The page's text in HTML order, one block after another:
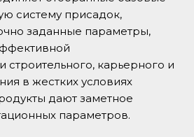
систему присадок,
заданные параметры,
строительного, карьерного и
в жестких условиях
дают заметное
параметров.